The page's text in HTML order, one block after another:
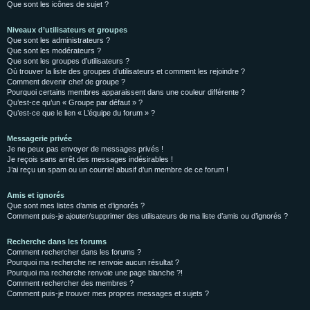
Que sont les icônes de sujet ?
Niveaux d’utilisateurs et groupes
Que sont les administrateurs ?
Que sont les modérateurs ?
Que sont les groupes d’utilisateurs ?
Où trouver la liste des groupes d’utilisateurs et comment les rejoindre ?
Comment devenir chef de groupe ?
Pourquoi certains membres apparaissent dans une couleur différente ?
Qu’est-ce qu’un « Groupe par défaut » ?
Qu’est-ce que le lien « L’équipe du forum » ?
Messagerie privée
Je ne peux pas envoyer de messages privés !
Je reçois sans arrêt des messages indésirables !
J’ai reçu un spam ou un courriel abusif d’un membre de ce forum !
Amis et ignorés
Que sont mes listes d’amis et d’ignorés ?
Comment puis-je ajouter/supprimer des utilisateurs de ma liste d’amis ou d’ignorés ?
Recherche dans les forums
Comment rechercher dans les forums ?
Pourquoi ma recherche ne renvoie aucun résultat ?
Pourquoi ma recherche renvoie une page blanche ?!
Comment rechercher des membres ?
Comment puis-je trouver mes propres messages et sujets ?